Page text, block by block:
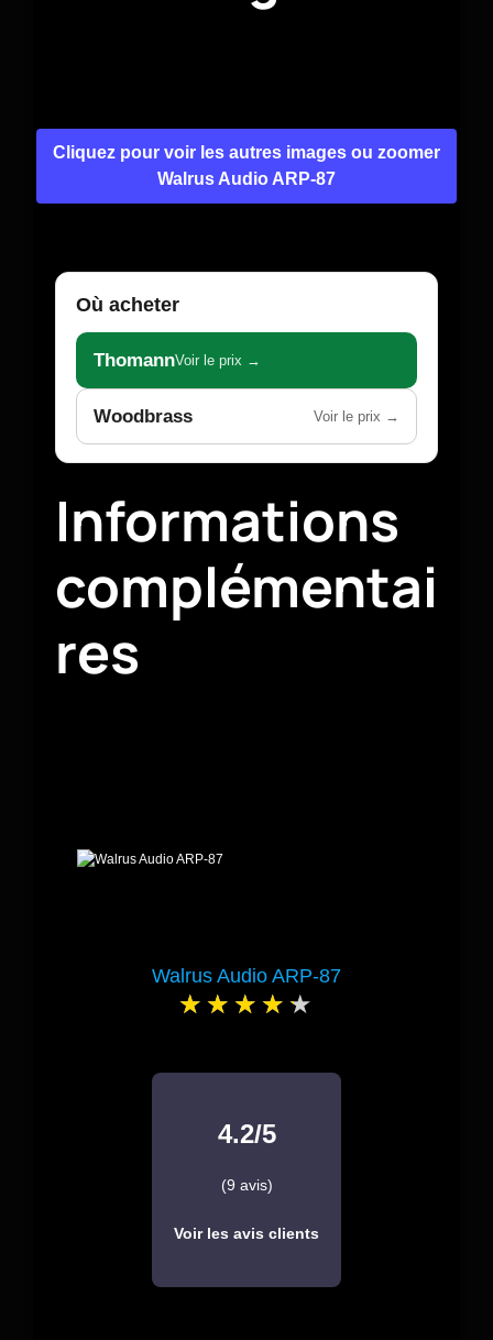
Cliquez pour voir les autres images ou zoomer
Walrus Audio ARP-87
Où acheter
ThomannVoir le prix →
Woodbrass Voir le prix →
Informations
complémentai
res
Walrus Audio ARP-87
4.2/5
(9 avis)
Voir les avis clients